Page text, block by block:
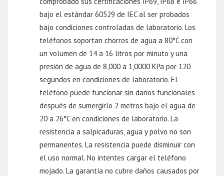
bajo el estándar 60529 de IEC al ser probados
bajo condiciones controladas de laboratorio. Los
teléfonos soportan chorros de agua a 80°C con
un volumen de 14 a 16 litros por minuto y una
presión de agua de 8,000 a 1,0000 KPa por 120
segundos en condiciones de laboratorio. El
teléfono puede funcionar sin daños funcionales
después de sumergirlo 2 metros bajo el agua de
20 a 26°C en condiciones de laboratorio. La
resistencia a salpicaduras, agua y polvo no son
permanentes. La resistencia puede disminuir con
el uso normal. No intentes cargar el teléfono
mojado. La garantía no cubre daños causados por